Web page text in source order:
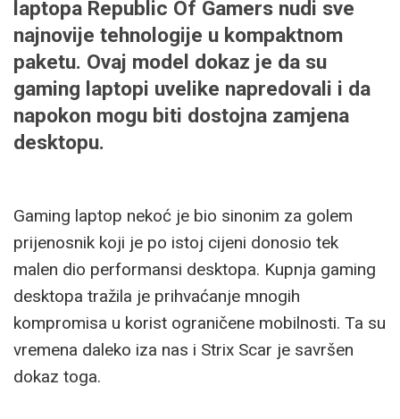
laptopa Republic Of Gamers nudi sve
najnovije tehnologije u kompaktnom
paketu. Ovaj model dokaz je da su
gaming laptopi uvelike napredovali i da
napokon mogu biti dostojna zamjena
desktopu.
Gaming laptop nekoć je bio sinonim za golem
prijenosnik koji je po istoj cijeni donosio tek
malen dio performansi desktopa. Kupnja gaming
desktopa tražila je prihvaćanje mnogih
kompromisa u korist ograničene mobilnosti. Ta su
vremena daleko iza nas i Strix Scar je savršen
dokaz toga.